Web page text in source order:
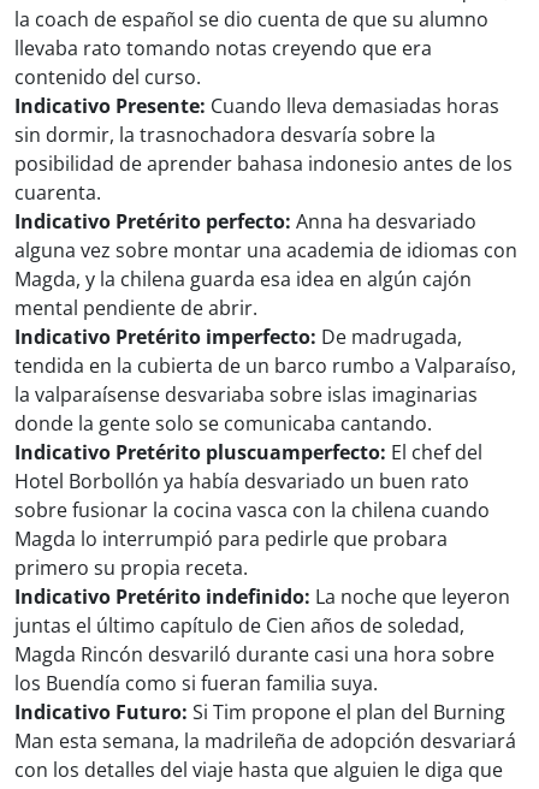
la coach de español se dio cuenta de que su alumno
llevaba rato tomando notas creyendo que era
contenido del curso.
Indicativo Presente: Cuando lleva demasiadas horas
sin dormir, la trasnochadora desvaría sobre la
posibilidad de aprender bahasa indonesio antes de los
cuarenta.
Indicativo Pretérito perfecto: Anna ha desvariado
alguna vez sobre montar una academia de idiomas con
Magda, y la chilena guarda esa idea en algún cajón
mental pendiente de abrir.
Indicativo Pretérito imperfecto: De madrugada,
tendida en la cubierta de un barco rumbo a Valparaíso,
la valparaísense desvariaba sobre islas imaginarias
donde la gente solo se comunicaba cantando.
Indicativo Pretérito pluscuamperfecto: El chef del
Hotel Borbollón ya había desvariado un buen rato
sobre fusionar la cocina vasca con la chilena cuando
Magda lo interrumpió para pedirle que probara
primero su propia receta.
Indicativo Pretérito indefinido: La noche que leyeron
juntas el último capítulo de Cien años de soledad,
Magda Rincón desvariló durante casi una hora sobre
los Buendía como si fueran familia suya.
Indicativo Futuro: Si Tim propone el plan del Burning
Man esta semana, la madrileña de adopción desvariará
con los detalles del viaje hasta que alguien le diga que